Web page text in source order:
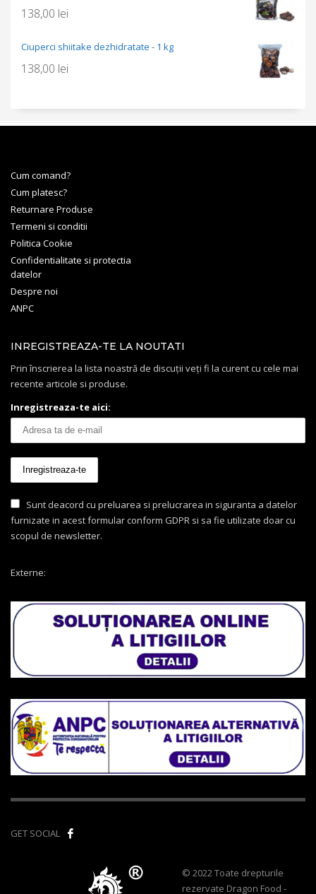
138,00 lei
Ciuperci shiitake dezhidratate - 1 kg
138,00 lei
Cum comand?
Cum platesc?
Returnare Produse
Termeni si conditii
Politica Cookie
Confidentialitate si protectia
datelor
Despre noi
ANPC
INREGISTREAZA-TE LA NOUTATI
Prin înscrierea la lista noastră de discuții veți fi la curent cu cele mai
recente articole si produse.
Inregistreaza-te aici:
Sunt deacord cu preluarea si prelucrarea in siguranta a datelor
furnizate in acest formular conform GDPR si sa fie utilizate doar cu
scopul de newsletter.
Externe:
GET SOCIAL
© 2022 Toate drepturile
rezervate Dragon Food -